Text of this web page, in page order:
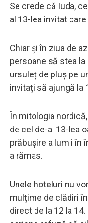
Se crede că Iuda,
al 13-lea invitat
Chiar și în ziua de
persoane să stea la
ursuleț de pluș pe
invitați să ajungă la
În mitologia
de cel de-al 13-lea
prăbușire a lumii în
a rămas.
Unele hoteluri nu
mulțime de clădiri
direct de la 12 la